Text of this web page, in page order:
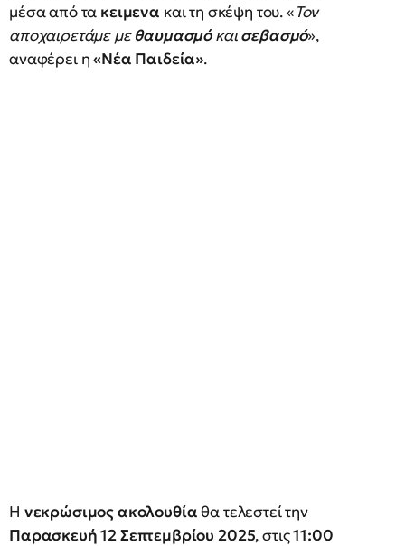
μέσα από τα κειμενα και τη σκέψη του. «Τον
αποχαιρετάμε μεθαυμασμόκαισεβασμό»,
αναφέρει η«Νέα Παιδεία».
Η νεκρώσιμος ακολουθίαθα τελεστεί την
Παρασκευή 12 Σεπτεμβρίου 2025, στις11:00